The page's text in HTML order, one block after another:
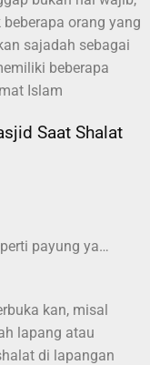
orang yang
sajadah sebagai
beberapa
Islam
Saat Shalat
payung ya…
kan, misal
lapang atau
di lapangan